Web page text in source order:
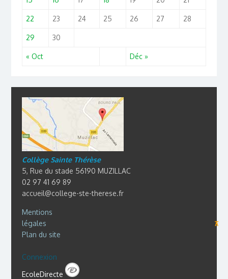
« Oct Déc »
22 23 24 25 26 27 28
29 30
Collège Sainte Thérèse
5, Rue du stade 56190 MUZILLAC
02 97 41 69 89
accueil@college-ste-therese.fr
Mentions
légales
⊼
Plan du site
Connexion
EcoleDirecte